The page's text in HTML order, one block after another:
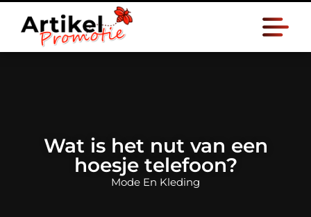
Wat is het nut van een
hoesje telefoon?
Mode En Kleding